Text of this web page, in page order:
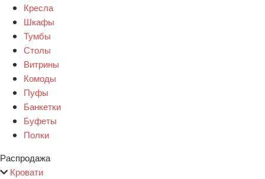
Кресла
Шкафы
Тумбы
Столы
Витрины
Комоды
Пуфы
Банкетки
Буфеты
Полки
Распродажа
Кровати